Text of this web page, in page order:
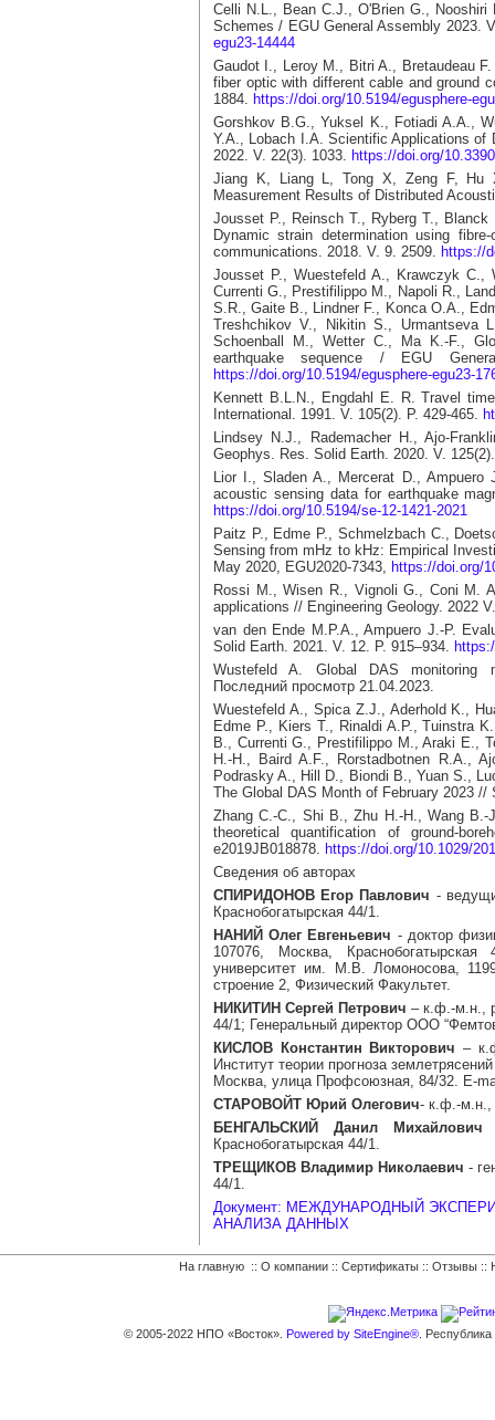
Celli N.L., Bean C.J., O'Brien G.,
Schemes / EGU General Assembly 2023.
egu23-14444
Gaudot I., Leroy M., Bitri A., Bretaudeau
fiber optic with different cable and ground
1884. https://doi.org/10.5194/egusphere-
Gorshkov B.G., Yuksel K., Fotiadi A.A.,
Y.A., Lobach I.A. Scientific Applications of
2022. V. 22(3). 1033. https://doi.org/
Jiang K, Liang L, Tong X, Zeng F, Hu
Measurement Results of Distributed
Jousset P., Reinsch T., Ryberg T.,
Dynamic strain determination using
communications. 2018. V. 9. 2509. https://
Jousset P., Wuestefeld A., Krawczyk
Currenti G., Prestifilippo M., Napoli R.,
S.R., Gaite B., Lindner F., Konca O.A.,
Treshchikov V., Nikitin S., Urmantseva
Schoenball M., Wetter C., Ma K.-F.,
earthquake sequence / EGU
https://doi.org/10.5194/egusphere-egu23-
Kennett B.L.N., Engdahl E. R. Travel
International. 1991. V. 105(2). P. 429-465.
Lindsey N.J., Rademacher H., Ajo-
Geophys. Res. Solid Earth. 2020. V.
Lior I., Sladen A., Mercerat D.,
acoustic sensing data for earthquake
https://doi.org/10.5194/se-12-1421-2021
Paitz P., Edme P., Schmelzbach C.,
Sensing from mHz to kHz: Empirical
May 2020, EGU2020-7343, https://doi.org/
Rossi M., Wisen R., Vignoli G., Coni M.
applications // Engineering Geology. 2022
van den Ende M.P.A., Ampuero J.-P.
Solid Earth. 2021. V. 12. P. 915–934.
Wustefeld A. Global DAS monitoring
Последний просмотр 21.04.2023.
Wuestefeld A., Spica Z.J., Aderhold K.,
Edme P., Kiers T., Rinaldi A.P., Tuinstra
B., Currenti G., Prestifilippo M., Araki E.,
H.-H., Baird A.F., Rorstadbotnen R.A.,
Podrasky A., Hill D., Biondi B., Yuan S.,
The Global DAS Month of February 2023
Zhang C.-C., Shi B., Zhu H.-H., Wang
theoretical quantification of ground-
e2019JB018878. https://doi.org/10.1029/
Сведения об авторах
СПИРИДОНОВ Егор Павлович -
Краснобогатырская 44/1.
НАНИЙ Олег Евгеньевич - доктор
107076, Москва, Краснобогатырская
университет им. М.В. Ломоносова,
строение 2, Физический Факультет.
НИКИТИН Сергей Петрович – к.ф.-м.н.,
44/1; Генеральный директор ООО
КИСЛОВ Константин Викторович –
Институт теории прогноза
Москва, улица Профсоюзная, 84/32. E-
СТАРОВОЙТ Юрий Олегович- к.ф.-м.н.,
БЕНГАЛЬСКИЙ Данил Михайлович
Краснобогатырская 44/1.
ТРЕЩИКОВ Владимир Николаевич -
44/1.
Документ: МЕЖДУНАРОДНЫЙ
АНАЛИЗА ДАННЫХ
На главную :: О компании :: Сертификаты :: Отзывы ::
© 2005-2022 НПО «Восток». Powered by SiteEngine®.